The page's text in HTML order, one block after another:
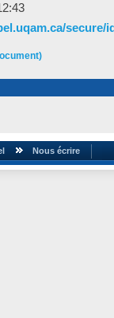
secure/
Nous écrire